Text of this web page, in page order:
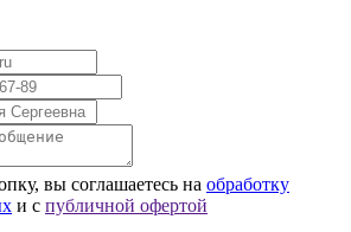
вы соглашаетесь на обработку
и с публичной офертой